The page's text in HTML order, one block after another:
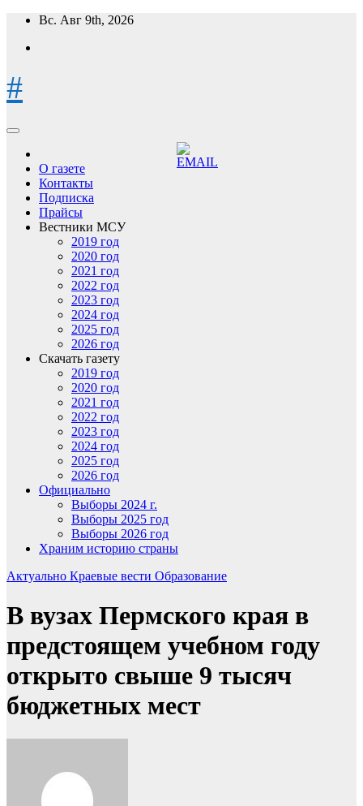
Перейти
содержимому
Вс. Авг 9th, 2026
#
О газете
Контакты
Подписка
Прайсы
Вестники МСУ
2019 год
2020 год
2021 год
2022 год
2023 год
2024 год
2025 год
2026 год
Скачать газету
2019 год
2020 год
2021 год
2022 год
2023 год
2024 год
2025 год
2026 год
Официально
Выборы 2024 г.
Выборы 2025 год
Выборы 2026 год
Храним историю страны
Актуально Краевые вести Образование
В вузах Пермского края в
предстоящем учебном году
открыто свыше 9 тысяч
бюджетных мест